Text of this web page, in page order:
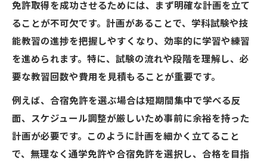
学科試験突破に向けた覚えておくこと
免許取得学科試験に出る重要ポイント集
免許取得時の学科試験対策と覚え方
学科試験で合格するための勉強方法
免許取得学科試験の頻出問題を分析
学科試験で失敗しないコツと注意点
卒業検定で注意したい重要ルール集
卒業検定で免許取得に必要な注意点解説
免許取得を成功させるためには、まず明確な計画を立て
ることが不可欠です。計画があることで、学科試験や技
能教習の進捗を把握しやすくなり、効率的に学習や練習
を進められます。特に、試験の流れや段階を理解し、必
要な教習回数や費用を見積もることが重要です。
例えば、合宿免許を選ぶ場合は短期間集中で学べる反
面、スケジュール調整が厳しいため事前に余裕を持った
計画が必要です。このように計画を細かく立てること
で、無理なく通学免許や合宿免許を選択し、合格を目指